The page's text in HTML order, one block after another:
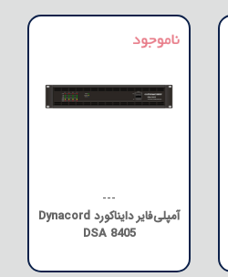
---
آمپلی‌فایر دایناکورد Dynacord
DSA 8405